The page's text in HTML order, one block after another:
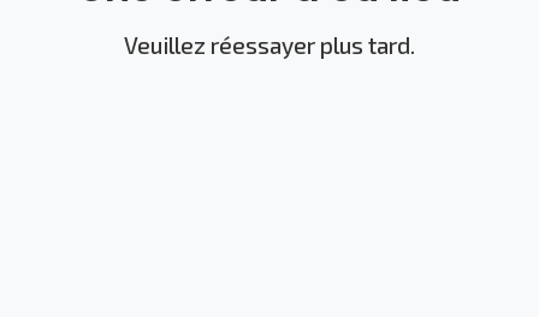
Veuillez réessayer plus tard.